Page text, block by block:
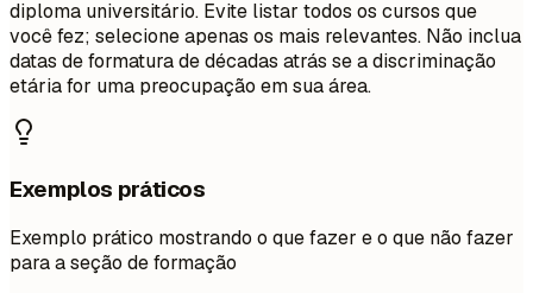
diploma universitário. Evite listar todos os cursos que
você fez; selecione apenas os mais relevantes. Não inclua
datas de formatura de décadas atrás se a discriminação
etária for uma preocupação em sua área.
Exemplos práticos
Exemplo prático mostrando o que fazer e o que não fazer
para a seção de formação